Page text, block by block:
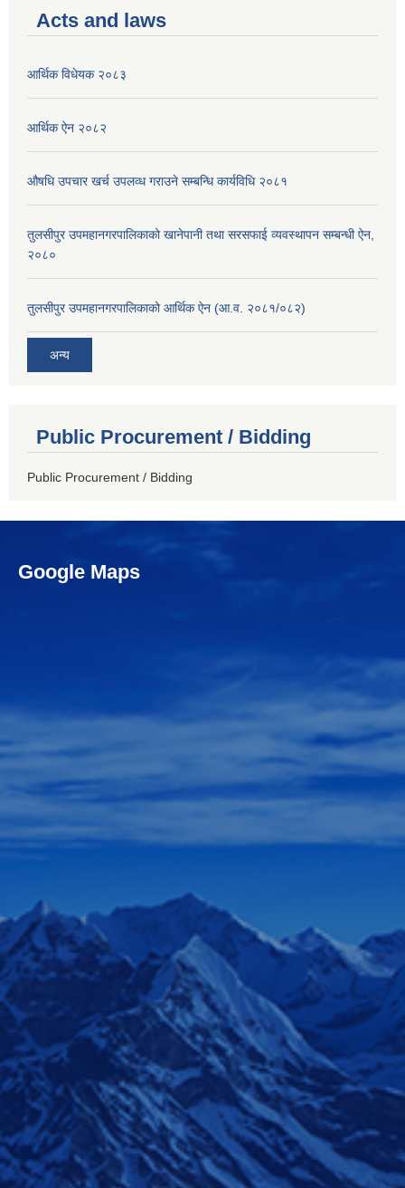
Acts and laws
आर्थिक विधेयक २०८३
आर्थिक ऐन २०८२
औषधि उपचार खर्च उपलव्ध गराउने सम्बन्धि कार्यविधि २०८१
तुलसीपुर उपमहानगरपालिकाको खानेपानी तथा सरसफाई व्यवस्थापन सम्बन्धी ऐन,
२०८०
तुलसीपुर उपमहानगरपालिकाको आर्थिक ऐन (आ.व. २०८१/०८२)
अन्य
Public Procurement / Bidding
Public Procurement / Bidding
Google Maps